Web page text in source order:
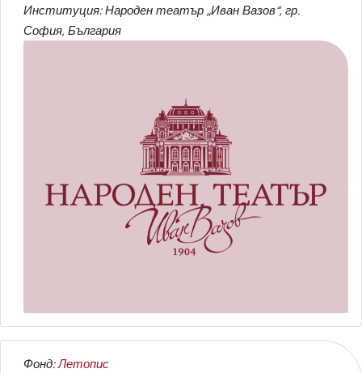
Институция: Народен театър „Иван Вазов“, гр.
София, България
Фонд:Летопис